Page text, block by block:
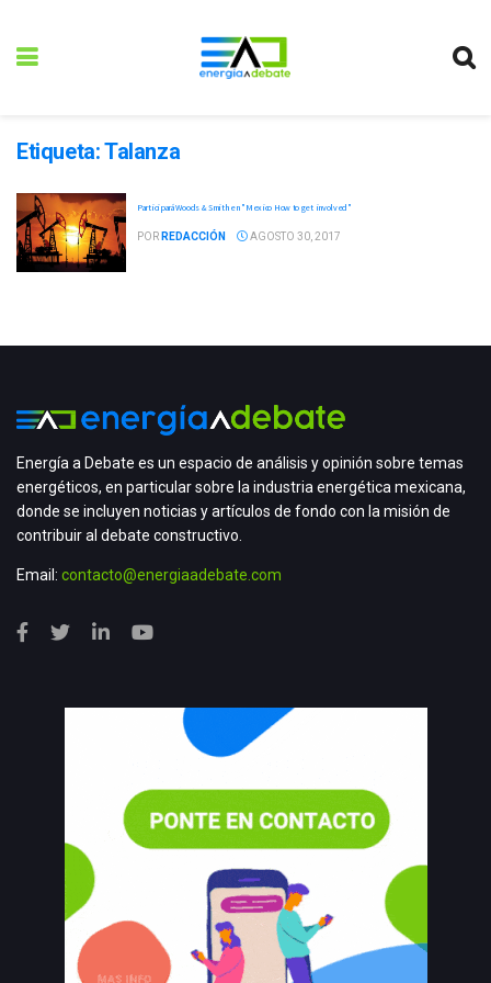
Etiqueta:Talanza
Participará Woods & Smith en "Mexico How to get involved"
POR REDACCIÓN AGOSTO 30, 2017
Energía a Debate es un espacio de análisis y opinión sobre temas
energéticos, en particular sobre la industria energética mexicana,
donde se incluyen noticias y artículos de fondo con la misión de
contribuir al debate constructivo.
Email: contacto@energiaadebate.com